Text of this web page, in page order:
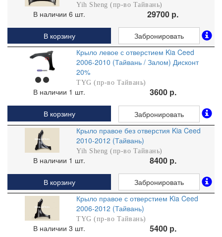
Yih Sheng (пр-во Тайвань)
В наличии 6 шт. 29700 р.
В корзину
Забронировать
Крыло левое с отверстием Kia Ceed
2006-2010 (Тайвань / Залом) Дисконт
20%
TYG (пр-во Тайвань)
В наличии 1 шт. 3600 р.
В корзину
Забронировать
Крыло правое без отверстия Kia Ceed
2010-2012 (Тайвань)
Yih Sheng (пр-во Тайвань)
В наличии 1 шт. 8400 р.
В корзину
Забронировать
Крыло правое с отверстием Kia Ceed
2006-2012 (Тайвань)
TYG (пр-во Тайвань)
В наличии 3 шт. 5400 р.